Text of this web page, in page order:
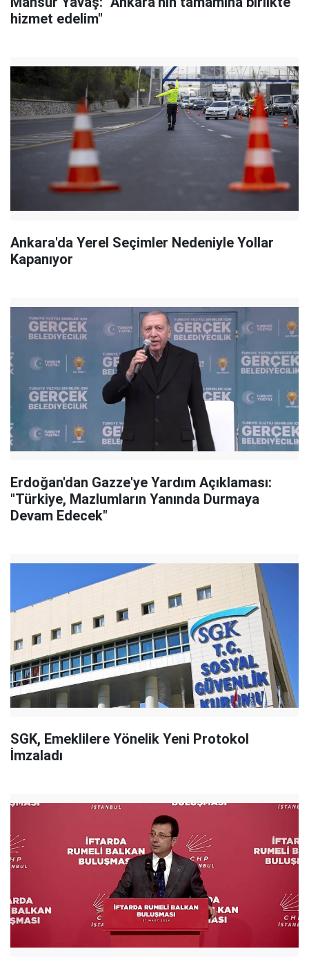
hizmet edelim"
Ankara'da Yerel Seçimler Nedeniyle Yollar
Kapanıyor
Erdoğan'dan Gazze'ye Yardım Açıklaması:
"Türkiye, Mazlumların Yanında Durmaya
Devam Edecek"
SGK, Emeklilere Yönelik Yeni Protokol
İmzaladı